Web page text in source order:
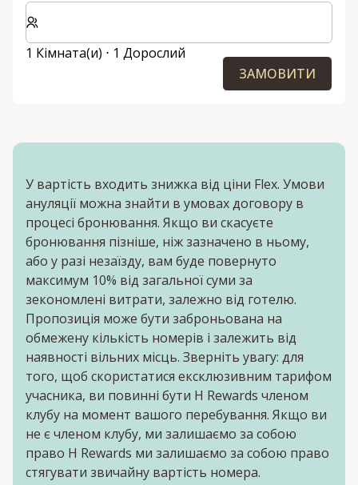
Виберіть кількість кімнат та гостей для вашого
1 Кімната(и) ⋅ 1 Дорослий
ЗАМОВИТИ
У вартість входить знижка від ціни Flex. Умови
ануляції можна знайти в умовах договору в
процесі бронювання. Якщо ви скасуєте
бронювання пізніше, ніж зазначено в ньому,
або у разі незаїзду, вам буде повернуто
максимум 10% від загальної суми за
зекономлені витрати, залежно від готелю.
Пропозиція може бути заброньована на
обмежену кількість номерів і залежить від
наявності вільних місць. Зверніть увагу: для
того, щоб скористатися ексклюзивним тарифом
учасника, ви повинні бути H Rewards членом
клубу на момент вашого перебування. Якщо ви
не є членом клубу, ми залишаємо за собою
право H Rewards ми залишаємо за собою право
стягувати звичайну вартість номера.